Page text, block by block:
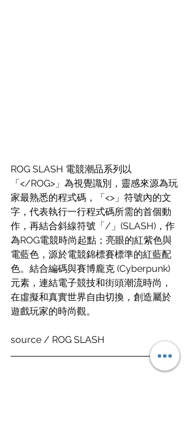
ROG SLASH 電競潮品系列以
「</ROG>」為視覺識別，靈感來源為玩
家最熟悉的程式碼，「<>」符號內的文
字，代表執行一行程式碼所需的首個動
作，再結合斜線符號「/」(SLASH)，作
為ROG電競時尚起點；亮眼的紅紫色與
電藍色，源於電競錦標賽標準的紅藍配
色。結合編碼與賽博龐克 (Cyberpunk)
元素，連結電子競技和街頭潮流時尚，
在虛擬和真實世界自由切換，創造屬於
遊戲玩家的時尚觀。
source / ROG SLASH